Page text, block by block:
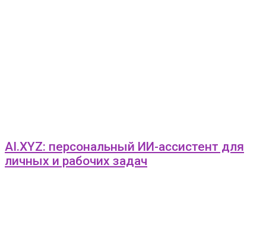
AI.XYZ: персональный ИИ-ассистент для
личных и рабочих задач